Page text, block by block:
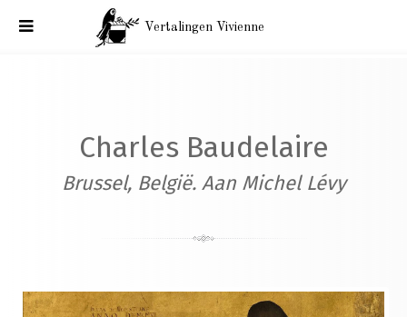
Vertalingen Vivienne
Charles Baudelaire
Brussel, België. Aan Michel Lévy